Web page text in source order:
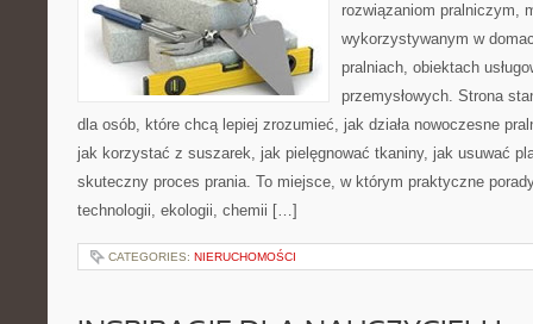
rozwiązaniom pralniczym,
wykorzystywanym w
pralniach, obiektach
przemysłowych. Strona
dla osób, które chcą lepiej zrozumieć, jak działa nowoczesne
jak korzystać z suszarek, jak pielęgnować tkaniny, jak usuwać
skuteczny proces prania. To miejsce, w którym praktyczne
technologii, ekologii, chemii […]
CATEGORIES: NIERUCHOMOŚCI